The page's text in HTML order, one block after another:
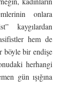
onlara
kaygılardan
hem de
böyle bir endişe
herhangi
gün ışığına